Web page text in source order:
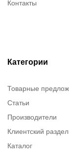
Контакты
Категории
Товарные
Статьи
Производители
Клиентский раздел
Каталог